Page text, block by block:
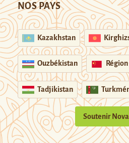
NOS PAYS
Kazakhstan
Ouzbékistan
Tadjikistan
Soutenir